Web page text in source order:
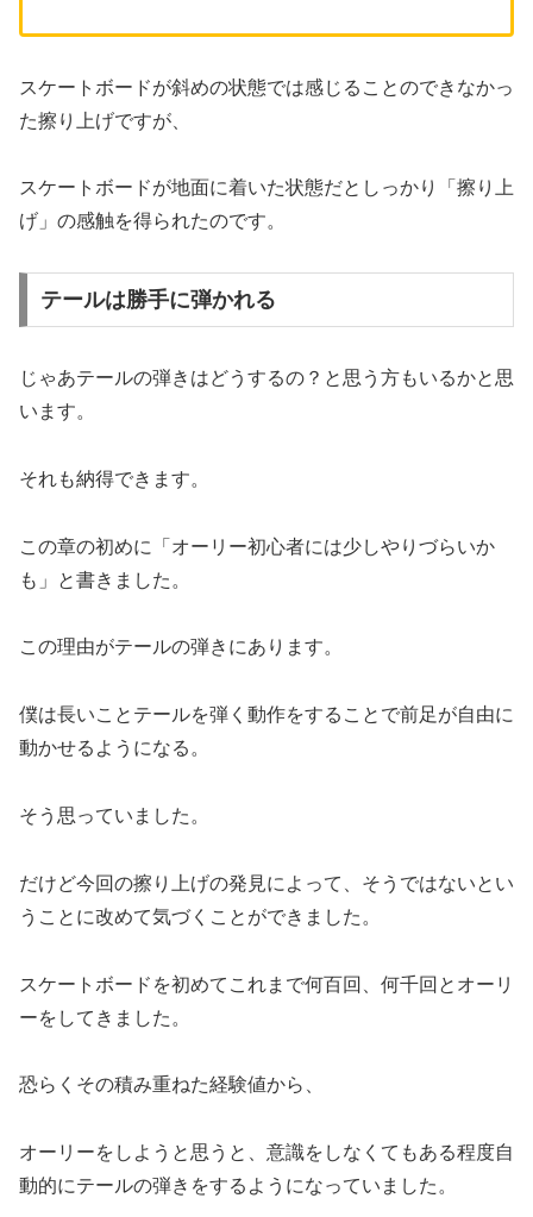
スケートボードが斜めの状態では感じることのできなかっ
た擦り上げですが、
スケートボードが地面に着いた状態だとしっかり「擦り上
げ」の感触を得られたのです。
テールは勝手に弾かれる
じゃあテールの弾きはどうするの？と思う方もいるかと思
います。
それも納得できます。
この章の初めに「オーリー初心者には少しやりづらいか
も」と書きました。
この理由がテールの弾きにあります。
僕は長いことテールを弾く動作をすることで前足が自由に
動かせるようになる。
そう思っていました。
だけど今回の擦り上げの発見によって、そうではないとい
うことに改めて気づくことができました。
スケートボードを初めてこれまで何百回、何千回とオーリ
ーをしてきました。
恐らくその積み重ねた経験値から、
オーリーをしようと思うと、意識をしなくてもある程度自
動的にテールの弾きをするようになっていました。